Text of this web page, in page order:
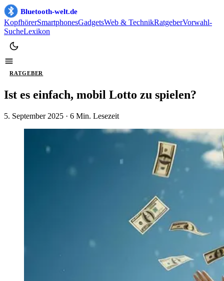
Bluetooth-welt.de
KopfhörerSmartphonesGadgetsWeb & TechnikRatgeberVorwahl-
SucheLexikon
RATGEBER
Ist es einfach, mobil Lotto zu spielen?
5. September 2025 · 6 Min. Lesezeit